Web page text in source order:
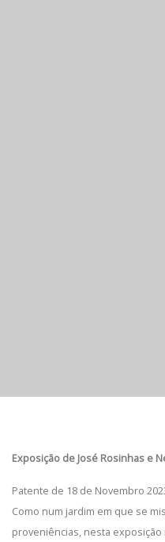
Exposição de José Rosinhas e
Patente de 18 de Novembro
Como num jardim em que se
proveniências, nesta